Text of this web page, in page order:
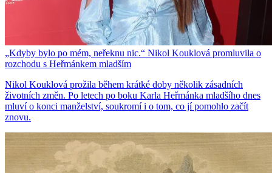
„Kdyby bylo po mém, neřeknu nic.“ Nikol Kouklová promluvila o
rozchodu s Heřmánkem mladším
Nikol Kouklová prožila během krátké doby několik zásadních
životních změn. Po letech po boku Karla Heřmánka mladšího dnes
mluví o konci manželství, soukromí i o tom, co jí pomohlo začít
znovu.